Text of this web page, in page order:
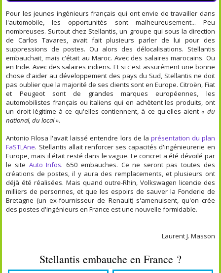
Pour les jeunes ingénieurs français qui ont envie de travailler dans
l'automobile, les opportunités sont malheureusement... Peu
nombreuses. Surtout chez Stellantis, un groupe qui sous la direction
de Carlos Tavares, avait fait plusieurs parler de lui pour des
suppressions de postes. Ou alors des délocalisations. Stellantis
embauchait, mais c'était au Maroc. Avec des salaires marocains. Ou
en Inde. Avec des salaires indiens. Et si c'est assurément une bonne
chose d'aider au développement des pays du Sud, Stellantis ne doit
pas oublier que la majorité de ses clients sont en Europe. Citroën, Fiat
et Peugeot sont de grandes marques européennes, les
automobilistes français ou italiens qui en achètent les produits, ont
un droit légitime à ce qu'elles contiennent, à ce qu'elles aient« du
national, du local ».
Antonio Filosa l'avait laissé entendre lors de la présentation du plan
FaSTLAne. Stellantis allait renforcer ses capacités d'ingénieurerie en
Europe, mais il était resté dans le vague. Le concret a été dévoilé par
le site Auto Infos. 650 embauches. Ce ne seront pas toutes des
créations de postes, il y aura des remplacements, et plusieurs ont
déjà été réalisées. Mais quand outre-Rhin, Volkswagen licencie des
milliers de personnes, et que les espoirs de sauver la Fonderie de
Bretagne (un ex-fournisseur de Renault) s'amenuisent, qu'on crée
des postes d'ingénieurs en France est une nouvelle formidable.
Laurent J. Masson
Stellantis embauche en France ?